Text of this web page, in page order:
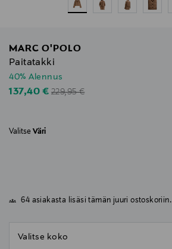
MARC O'POLO
Paitatakki
40% Alennus
Discounted Price
137,40 €Original Price
229,95 €
Valitse Väri
64 asiakasta lisäsi tämän juuri ostoskoriin.